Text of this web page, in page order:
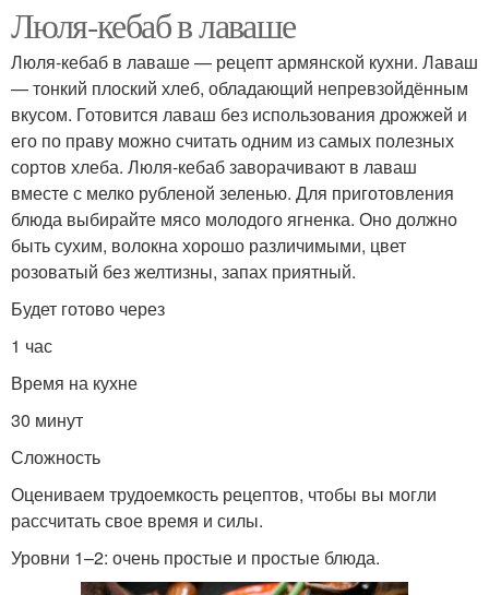
Люля-кебаб в лаваше
Люля-кебаб в лаваше — рецепт армянской кухни. Лаваш
— тонкий плоский хлеб, обладающий непревзойдённым
вкусом. Готовится лаваш без использования дрожжей и
его по праву можно считать одним из самых полезных
сортов хлеба. Люля-кебаб заворачивают в лаваш
вместе с мелко рубленой зеленью. Для приготовления
блюда выбирайте мясо молодого ягненка. Оно должно
быть сухим, волокна хорошо различимыми, цвет
розоватый без желтизны, запах приятный.
Будет готово через
1 час
Время на кухне
30 минут
Сложность
Оцениваем трудоемкость рецептов, чтобы вы могли
рассчитать свое время и силы.
Уровни 1–2: очень простые и простые блюда.